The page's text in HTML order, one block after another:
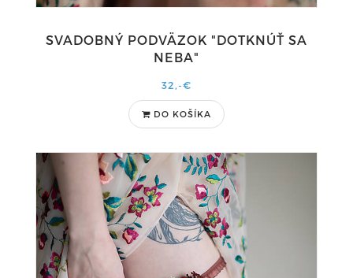
SVADOBNÝ PODVÄZOK "DOTKNÚŤ SA
NEBA"
32,-€
DO KOŠÍKA